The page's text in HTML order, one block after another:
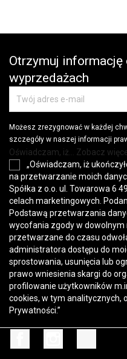
Otrzymuj informację
wyprzedażach
Możesz zrezygnować w każdej
szczegóły w naszej informacji
Oświadczam, iż... Zobacz
„Oświadczam, iż
na przetwarzanie moich
Spółka z o.o. ul. Towarowa 6
celach marketingowych.
Podstawą przetwarzania
wycofania zgody w dowolnym
przetwarzane do czasu
administratora dostępu do
sprostowania, usunięcia lub
prawo wniesienia skargi do
profilowanie użytkowników
cookies, w tym analitycznych,
Prywatności.”